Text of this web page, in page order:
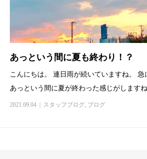
あっという間に夏も終わり！？
こんにちは。 連日雨が続いていますね。 急
あっという間に夏が終わった感じがします
2021.09.04 スタッフブログ, ブログ